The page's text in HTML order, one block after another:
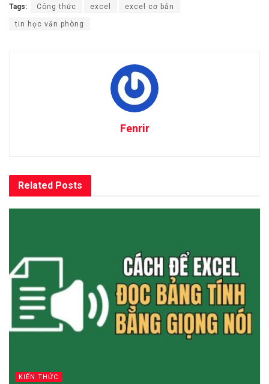
Tags: Công thức excel excel cơ bản
tin học văn phòng
Fenrir
Related Posts
KIẾN THỨC